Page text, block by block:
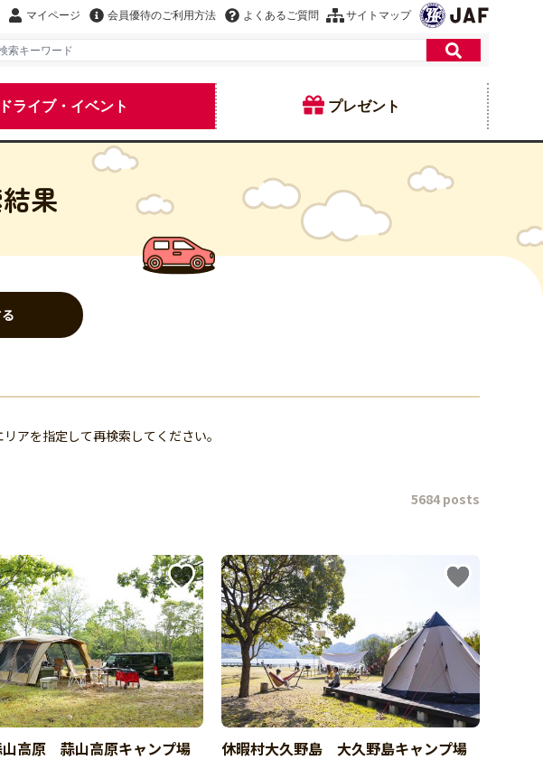
マイページ 会員優待のご利用方法 よくあるご質問 サイトマップ
ドライブ・イベント プレゼント
果
アを指定して再検索してください。
5684 posts
山高原 蒜山高原キャンプ場 休暇村大久野島 大久野島キャンプ場